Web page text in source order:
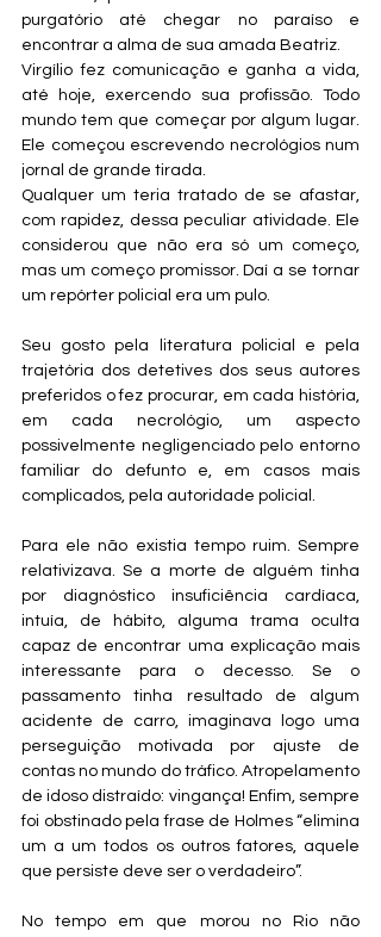
purgatório até chegar no paraíso e
encontrar a alma de sua amada Beatriz.
Virgílio fez comunicação e ganha a vida,
até hoje, exercendo sua profissão. Todo
mundo tem que começar por algum lugar.
Ele começou escrevendo necrológios num
jornal de grande tirada.
Qualquer um teria tratado de se afastar,
com rapidez, dessa peculiar atividade. Ele
considerou que não era só um começo,
mas um começo promissor. Daí a se tornar
um repórter policial era um pulo.
Seu gosto pela literatura policial e pela
trajetória dos detetives dos seus autores
preferidos o fez procurar, em cada história,
em cada necrológio, um aspecto
possivelmente negligenciado pelo entorno
familiar do defunto e, em casos mais
complicados, pela autoridade policial.
Para ele não existia tempo ruim. Sempre
relativizava. Se a morte de alguém tinha
por diagnóstico insuficiência cardíaca,
intuía, de hábito, alguma trama oculta
capaz de encontrar uma explicação mais
interessante para o decesso. Se o
passamento tinha resultado de algum
acidente de carro, imaginava logo uma
perseguição motivada por ajuste de
contas no mundo do tráfico. Atropelamento
de idoso distraído: vingança! Enfim, sempre
foi obstinado pela frase de Holmes “elimina
um a um todos os outros fatores, aquele
que persiste deve ser o verdadeiro”.
No tempo em que morou no Rio não